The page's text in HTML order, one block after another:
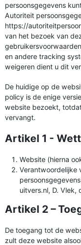
persoonsgegevens
Autoriteit
https://
van het bezoek van
en andere tracking
weigeren dient u dit
De huidige op de
policy is de enige
website bezoekt,
vervangt.
Artikel 1 -
Website (hierna
Verantwoordelijke
uitvers.nl, D. Vlek,
Artikel 2 –
De toegang tot de
zult deze website